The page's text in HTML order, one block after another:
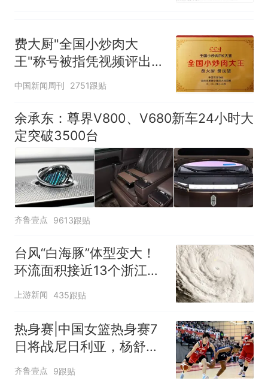
费大厨"全国小炒肉大
王"称号被指凭视频评出
官方回应
中国新闻周刊 2751跟贴
余承东：尊界V800、V680新车24小时大
定突破3500台
齐鲁壹点 9613跟贴
台风“白海豚”体型变大！
环流面积接近13个浙江那
么大
上游新闻 435跟贴
热身赛|中国女篮热身赛7
日将战尼日利亚，杨舒予
有望出战
齐鲁壹点 9跟贴